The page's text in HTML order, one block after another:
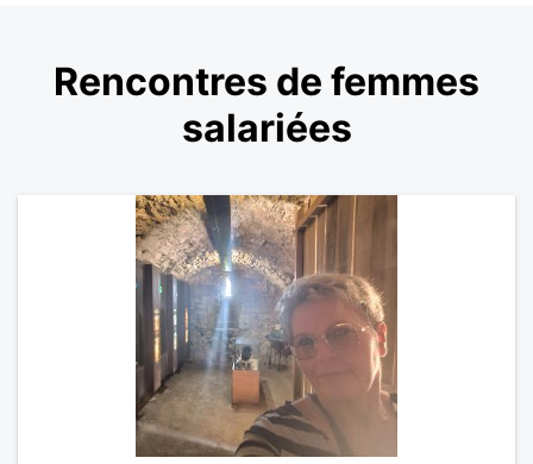
Rencontres de femmes
salariées